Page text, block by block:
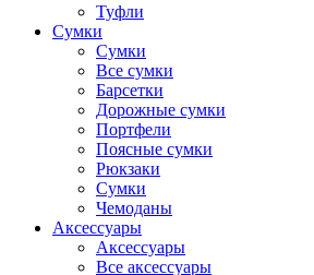
Туфли
Сумки
Сумки
Все сумки
Барсетки
Дорожные сумки
Портфели
Поясные сумки
Рюкзаки
Сумки
Чемоданы
Аксессуары
Аксессуары
Все аксессуары